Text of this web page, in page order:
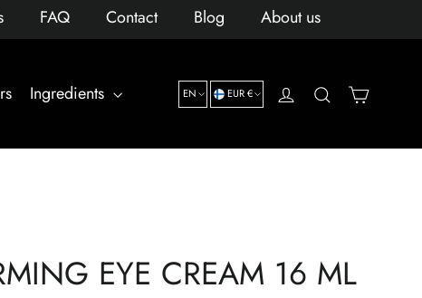
FAQ Contact Blog About us
Ingredients LANGUAGE
EN CURRENCY
EUR € Log in Search
EYE CREAM 16 ML